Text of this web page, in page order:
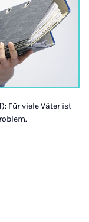
Für viele Väter ist